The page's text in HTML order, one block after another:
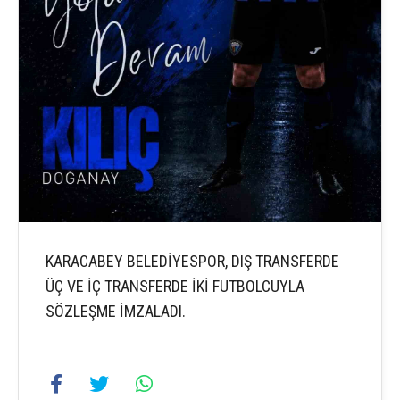
KARACABEY BELEDİYESPOR, DIŞ TRANSFERDE
ÜÇ VE İÇ TRANSFERDE İKİ FUTBOLCUYLA
SÖZLEŞME İMZALADI.